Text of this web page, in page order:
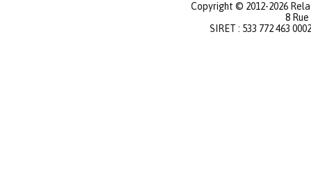
Copyright © 2012-2026
8
SIRET : 533 772 463